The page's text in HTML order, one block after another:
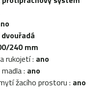
240 mm
rukojetí : ano
: ano
žacího prostoru : ano